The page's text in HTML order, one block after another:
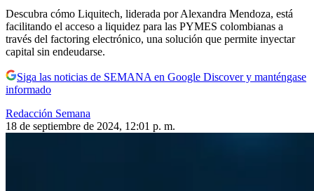
Descubra cómo Liquitech, liderada por Alexandra Mendoza, está
facilitando el acceso a liquidez para las PYMES colombianas a
través del factoring electrónico, una solución que permite inyectar
capital sin endeudarse.
Siga las noticias de SEMANA en Google Discover y manténgase
informado
Redacción Semana
18 de septiembre de 2024, 12:01 p. m.